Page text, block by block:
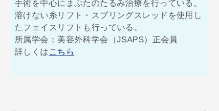
手術を中心にまぶたのたるみ治療を行っている。
溶けない糸リフト・スプリングスレッドを使用し
たフェイスリフトも行っている。
所属学会：美容外科学会（JSAPS）正会員
詳しくは こちら